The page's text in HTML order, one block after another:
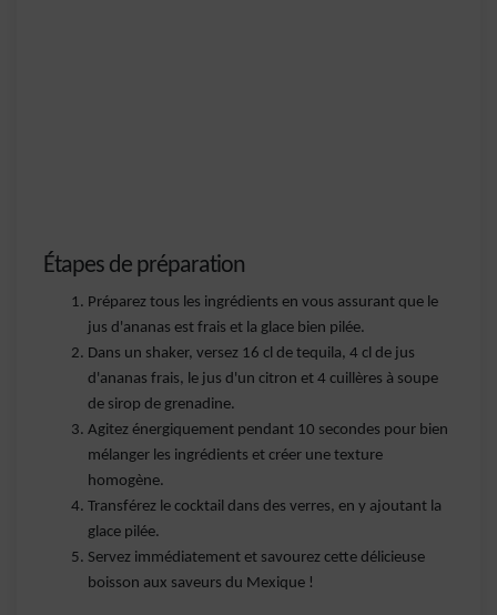
Étapes de préparation
Préparez tous les ingrédients en vous assurant que le
jus d'ananas est frais et la glace bien pilée.
Dans un shaker, versez 16 cl de tequila, 4 cl de jus
d'ananas frais, le jus d'un citron et 4 cuillères à soupe
de sirop de grenadine.
Agitez énergiquement pendant 10 secondes pour bien
mélanger les ingrédients et créer une texture
homogène.
Transférez le cocktail dans des verres, en y ajoutant la
glace pilée.
Servez immédiatement et savourez cette délicieuse
boisson aux saveurs du Mexique !